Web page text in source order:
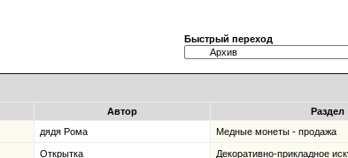
Быстрый переход
Автор Раздел
дядя Рома Медные монеты - продажа
Открытка Декоративно-прикладное